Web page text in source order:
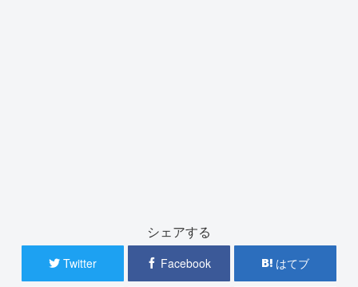
シェアする
Twitter Facebook はてブ